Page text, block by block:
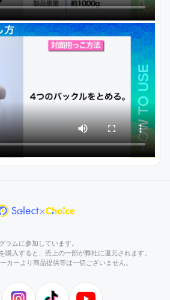
ラムに参加しています。
購入すると、売上の一部が弊社に還元されます。
カーより商品提供等は一切ございません。